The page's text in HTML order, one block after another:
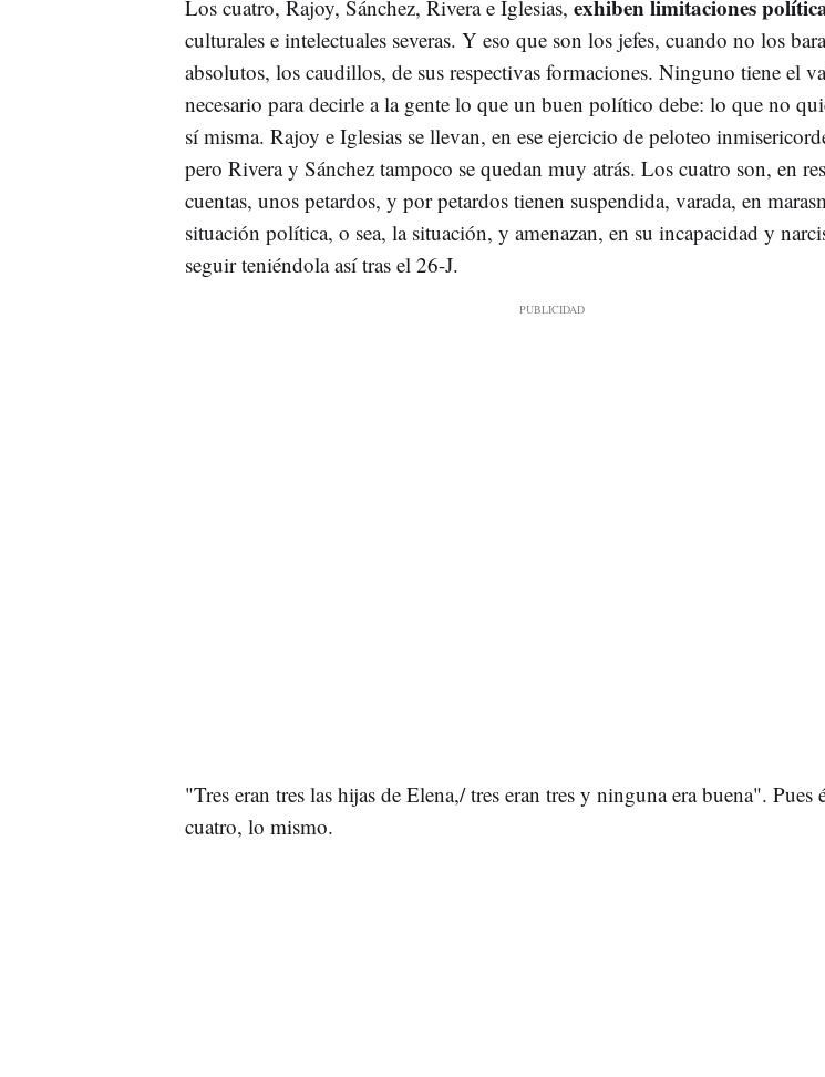
Los cuatro, Rajoy, Sánchez, Rivera e Iglesias, exhiben limitaciones
culturales e intelectuales severas. Y eso que son los jefes, cuando no los
absolutos, los caudillos, de sus respectivas formaciones. Ninguno tiene el
necesario para decirle a la gente lo que un buen político debe: lo que no
sí misma. Rajoy e Iglesias se llevan, en ese ejercicio de peloteo
pero Rivera y Sánchez tampoco se quedan muy atrás. Los cuatro son, en
cuentas, unos petardos, y por petardos tienen suspendida, varada, en
situación política, o sea, la situación, y amenazan, en su incapacidad y
seguir teniéndola así tras el 26-J.
"Tres eran tres las hijas de Elena,/ tres eran tres y ninguna era buena". Pues
cuatro, lo mismo.